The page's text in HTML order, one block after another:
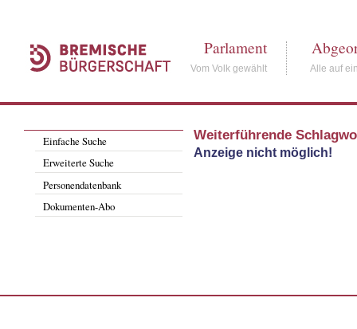
Parlament
Vom Volk gewählt Alle auf
Einfache Suche
Erweiterte Suche
Personendatenbank
Dokumenten-Abo
Weiterführende
Anzeige nicht möglich!